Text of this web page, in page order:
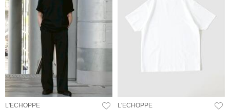
L'ECHOPPE
L'ECHOPPE